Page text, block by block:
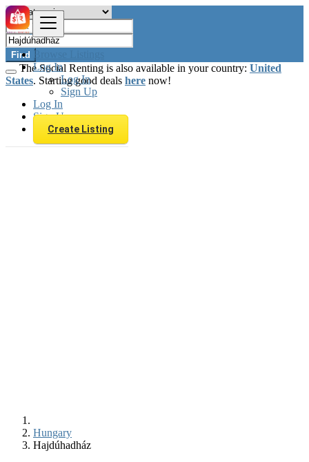
Browse Listings
Log In
Log In
Sign Up
Log In
Sign Up
Create Listing
Find
The Social Renting is also available in your country: United
States. Starting good deals here now!
Hungary
Hajdúhadház